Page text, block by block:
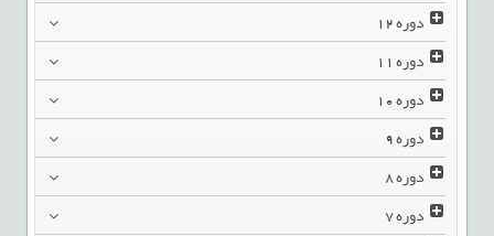
دوره12
دوره11
دوره10
دوره9
دوره8
دوره7